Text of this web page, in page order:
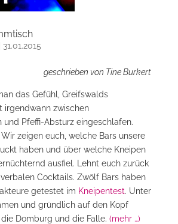
31.01.2015
geschrieben von Tine Burkert
das Gefühl, Greifswalds
irgendwann zwischen
und Pfeffi-Absturz eingeschlafen.
zeigen euch, welche Bars unsere
haben und über welche Kneipen
ausfiel. Lehnt euch zurück
Cocktails. Zwölf Bars haben
getestet im Kneipentest. Unter
und gründlich auf den Kopf
Domburg und die Falle. (mehr …)